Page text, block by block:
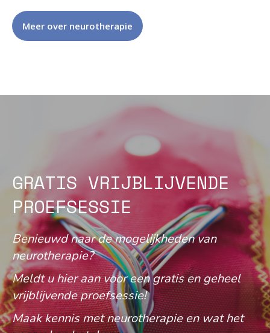
Meer over neurotherapie
GRATIS VRIJBLIJVENDE
PROEFSESSIE
Benieuwd naar de mogelijkheden van
neurotherapie?
Meldt u hier aan voor een gratis en geheel
vrijblijvende proefsessie!
Maak kennis met neurotherapie en wat het